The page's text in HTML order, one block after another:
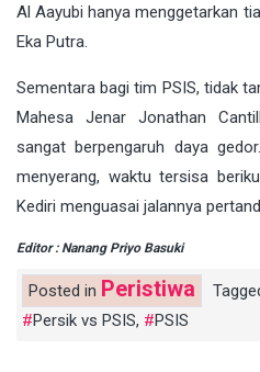
Al Aayubi hanya menggetarkan
Eka Putra.
Sementara bagi tim PSIS, tidak
Mahesa Jenar Jonathan
sangat berpengaruh daya
menyerang, waktu tersisa
Kediri menguasai jalannya
Editor : Nanang Priyo Basuki
Posted in Peristiwa
Persik vs PSIS, PSIS